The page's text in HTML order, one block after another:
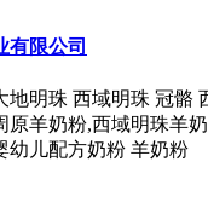
有限公司
地明珠 西域明珠 冠骼
原羊奶粉,西域明珠羊
幼儿配方奶粉 羊奶粉